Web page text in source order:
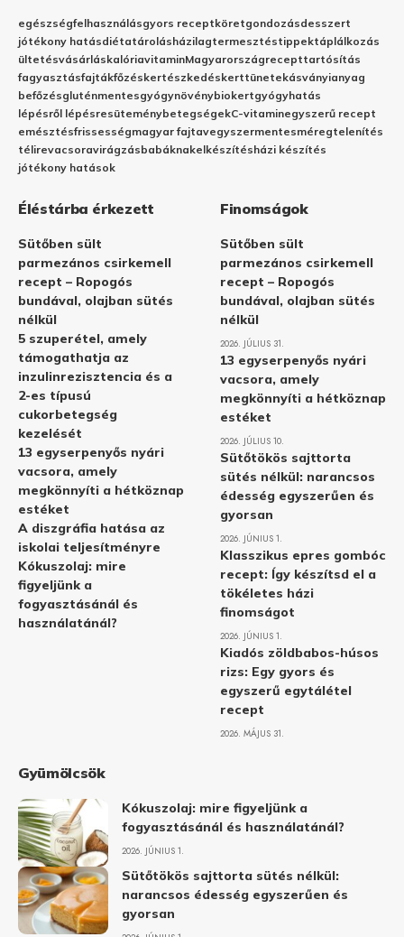
egészségfelhasználásgyors receptköretgondozásdesszert
jótékony hatásdiétatárolásházilagtermesztéstippektáplálkozás
ültetésvásárláskalóriavitaminMagyarországrecepttartósítás
fagyasztásfajtákfőzéskertészkedéskerttünetekásványianyag
befőzésgluténmentesgyógynövénybiokertgyógyhatás
lépésről lépésresüteménybetegségekC-vitaminegyszerű recept
emésztésfrissességmagyar fajtavegyszermentesméregtelenítés
télirevacsoravirágzásbabáknakelkészítésházi készítés
jótékony hatások
Éléstárba érkezett
Sütőben sült
parmezános csirkemell
recept – Ropogós
bundával, olajban sütés
nélkül
5 szuperétel, amely
támogathatja az
inzulinrezisztencia és a
2-es típusú
cukorbetegség
kezelését
13 egyserpenyős nyári
vacsora, amely
megkönnyíti a hétköznap
estéket
A diszgráfia hatása az
iskolai teljesítményre
Kókuszolaj: mire
figyeljünk a
fogyasztásánál és
használatánál?
Finomságok
Sütőben sült
parmezános csirkemell
recept – Ropogós
bundával, olajban sütés
nélkül
2026. JÚLIUS 31.
13 egyserpenyős nyári
vacsora, amely
megkönnyíti a hétköznap
estéket
2026. JÚLIUS 10.
Sütőtökös sajttorta
sütés nélkül: narancsos
édesség egyszerűen és
gyorsan
2026. JÚNIUS 1.
Klasszikus epres gombóc
recept: Így készítsd el a
tökéletes házi
finomságot
2026. JÚNIUS 1.
Kiadós zöldbabos-húsos
rizs: Egy gyors és
egyszerű egytálétel
recept
2026. MÁJUS 31.
Gyümölcsök
Kókuszolaj: mire figyeljünk a
fogyasztásánál és használatánál?
2026. JÚNIUS 1.
Sütőtökös sajttorta sütés nélkül:
narancsos édesség egyszerűen és
gyorsan